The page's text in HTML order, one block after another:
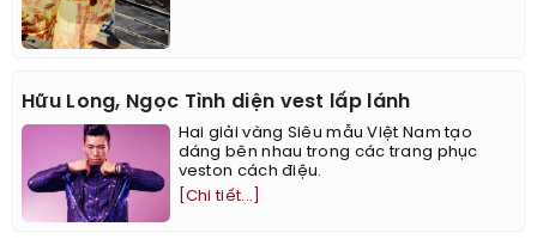
Hữu Long, Ngọc Tình diện vest lấp lánh
Hai giải vàng Siêu mẫu Việt Nam tạo
dáng bên nhau trong các trang phục
veston cách điệu.
[Chi tiết...]